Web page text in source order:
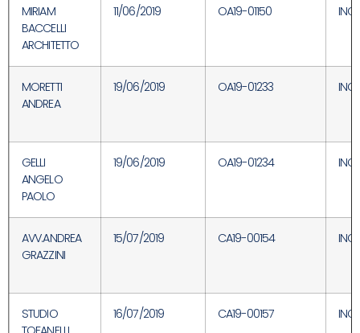
MIRIAM
BACCELLI
ARCHITETTO
11/06/2019 OA19-01150
MORETTI
ANDREA
19/06/2019 OA19-01233
GELLI
ANGELO
PAOLO
19/06/2019 OA19-01234
AVV.ANDREA
GRAZZINI
15/07/2019 CA19-00154
STUDIO
16/07/2019 CA19-00157